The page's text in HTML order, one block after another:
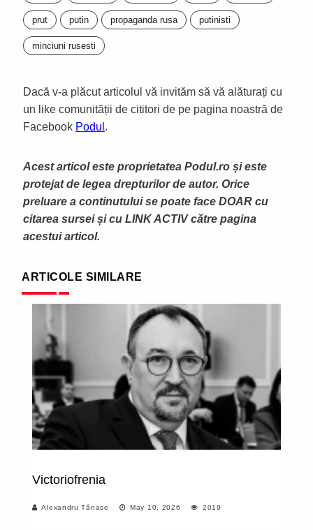
prut putin propaganda rusa putinisti
minciuni rusesti
Dacă v-a plăcut articolul vă invităm să vă alăturați cu
un like comunității de cititori de pe pagina noastră de
Facebook Podul .
Acest articol este proprietatea Podul.ro și este
protejat de legea drepturilor de autor. Orice
preluare a continutului se poate face DOAR cu
citarea sursei și cu LINK ACTIV către pagina
acestui articol.
ARTICOLE SIMILARE
Victoriofrenia
Alexandru Tănase May 10, 2026 2019